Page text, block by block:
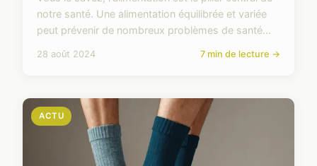
notre santé. Une alimentation équilibrée et variée
peut prévenir de nombreux problèmes de santé...
28 août 2024 7 min de lecture →
ACTU